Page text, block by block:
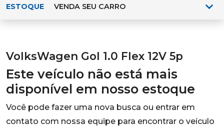
ESTOQUE VENDA SEU CARRO
VolksWagen Gol 1.0 Flex 12V 5p
Este veículo não está mais
disponível em nosso estoque
Você pode fazer uma nova busca ou entrar em
contato com nossa equipe para encontrar o veículo